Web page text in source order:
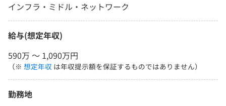
インフラ・ミドル・ネットワーク
給与(想定年収)
590万 〜 1,090万円
（※ 想定年収 は年収提示額を保証するものではありません）
勤務地